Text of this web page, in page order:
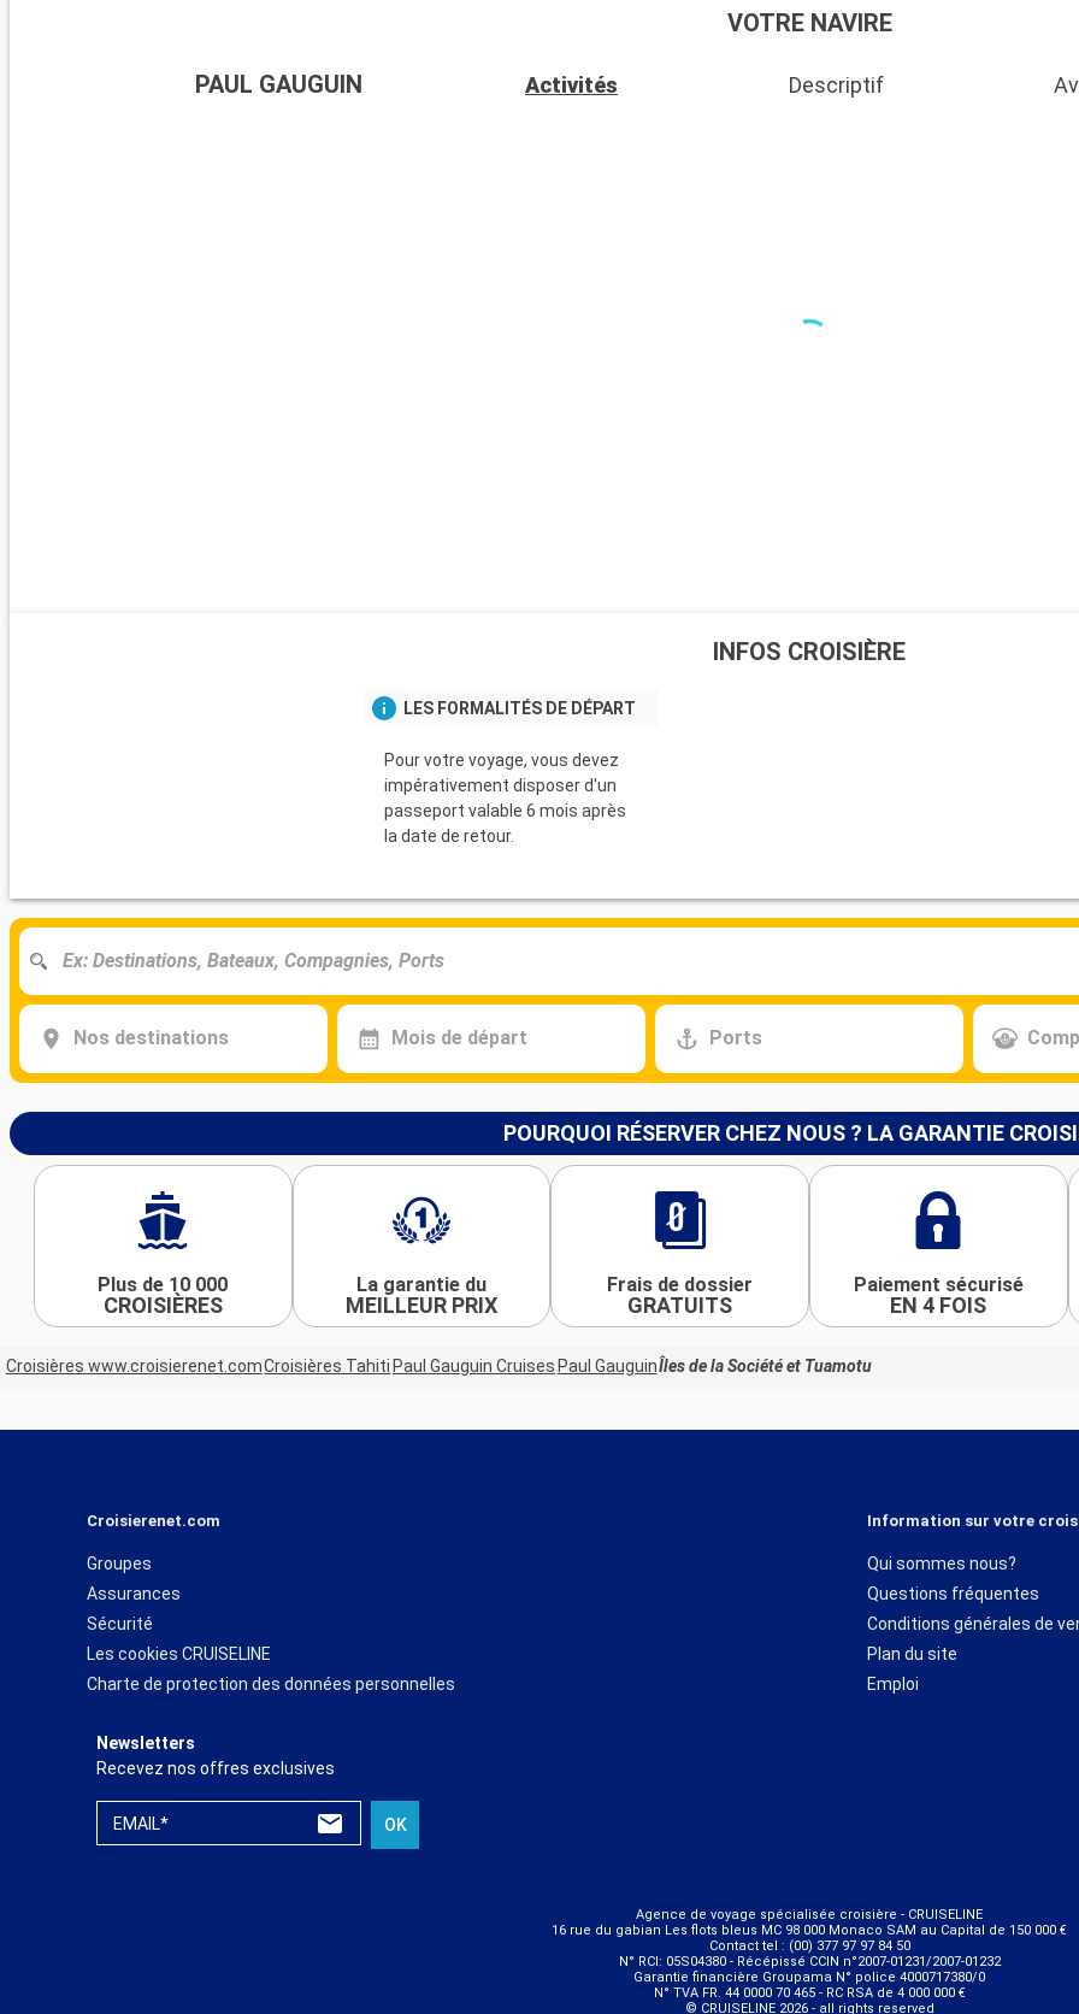
VOTRE NAVIRE
PAUL GAUGUIN Activités Descriptif
INFOS CROISIÈRE
LES FORMALITÉS DE DÉPART
Pour votre voyage, vous devez
impérativement disposer d'un
passeport valable 6 mois après
la date de retour.
Nos destinations Mois de départ Ports
POURQUOI RÉSERVER CHEZ NOUS ? LA GARANTIE
Plus de 10 000
CROISIÈRES
La garantie du
MEILLEUR PRIX
Frais de dossier
GRATUITS
Paiement sécurisé
EN 4 FOIS
Croisières www.croisierenet.comCroisières Tahiti Paul Gauguin Cruises Paul GauguinÎles de la Société et Tuamotu
Croisierenet.com
Groupes
Assurances
Sécurité
Les cookies CRUISELINE
Charte de protection des données personnelles
Information sur votre
Qui sommes nous?
Questions fréquentes
Conditions générales de
Plan du site
Emploi
Newsletters
Recevez nos offres exclusives
EMAIL* OK
Agence de voyage spécialisée croisière - CRUISELINE
16 rue du gabian Les flots bleus MC 98 000 Monaco SAM au Capital de 150 000 €
Contact tel : (00) 377 97 97 84 50
N° RCI: 05S04380 - Récépissé CCIN n°2007-01231/2007-01232
Garantie financière Groupama N° police 4000717380/0
N° TVA FR. 44 0000 70 465 - RC RSA de 4 000 000 €
© CRUISELINE 2026 - all rights reserved